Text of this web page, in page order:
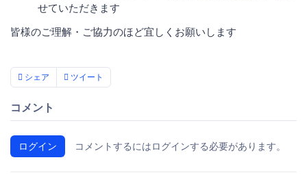
せていただきます
皆様のご理解・ご協力のほど宜しくお願いします
シェア ツイート
コメント
ログイン コメントするにはログインする必要があります。